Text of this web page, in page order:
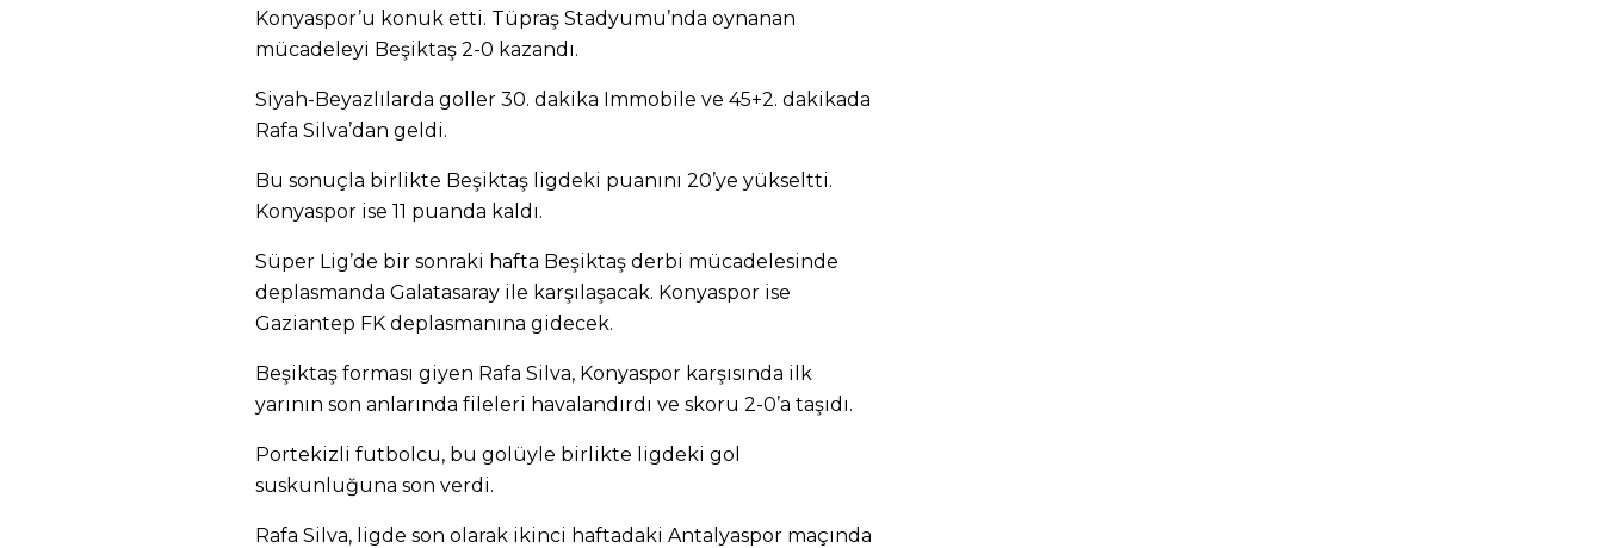
Konyaspor’u konuk etti. Tüpraş Stadyumu’nda oynanan
mücadeleyi Beşiktaş 2-0 kazandı.
Siyah-Beyazlılarda goller 30. dakika Immobile ve 45+2. dakikada
Rafa Silva’dan geldi.
Bu sonuçla birlikte Beşiktaş ligdeki puanını 20’ye yükseltti.
Konyaspor ise 11 puanda kaldı.
Süper Lig’de bir sonraki hafta Beşiktaş derbi mücadelesinde
deplasmanda Galatasaray ile karşılaşacak. Konyaspor ise
Gaziantep FK deplasmanına gidecek.
Beşiktaş forması giyen Rafa Silva, Konyaspor karşısında ilk
yarının son anlarında fileleri havalandırdı ve skoru 2-0’a taşıdı.
Portekizli futbolcu, bu golüyle birlikte ligdeki gol
suskunluğuna son verdi.
Rafa Silva, ligde son olarak ikinci haftadaki Antalyaspor maçında